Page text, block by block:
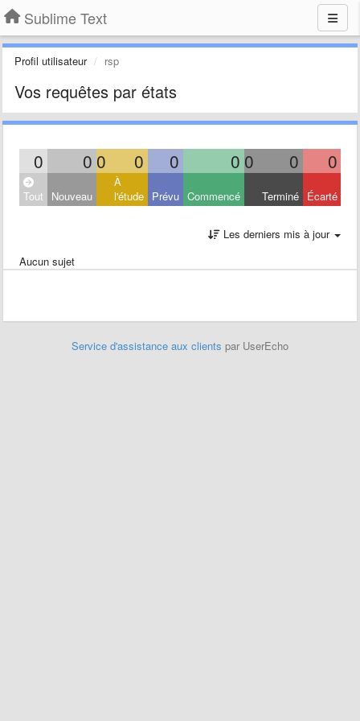
Sublime Text
Profil utilisateur rsp
Vos requêtes par états
0 0 0 0 0 0 0 0 0
Tout Nouveau
À
l'étude Prévu Commencé Terminé Écarté
Les derniers mis à jour
Aucun sujet
Service d'assistance aux clients par UserEcho